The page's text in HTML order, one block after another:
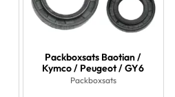
Packboxsats Baotian /
Kymco / Peugeot / GY6
Packboxsats